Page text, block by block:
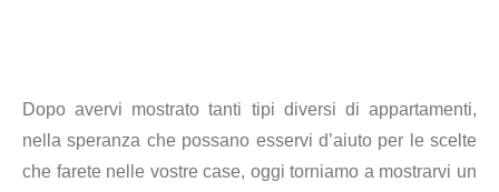
Dopo avervi mostrato tanti tipi diversi di appartamenti,
nella speranza che possano esservi d’aiuto per le scelte
che farete nelle vostre case, oggi torniamo a mostrarvi un